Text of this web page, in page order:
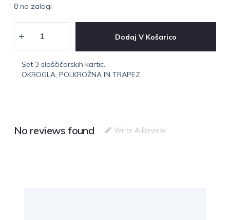
8 na zalogi
Dodaj V Košarico
Set 3 slaščičarskih kartic.
OKROGLA, POLKROŽNA IN TRAPEZ.
No reviews found Write A Review